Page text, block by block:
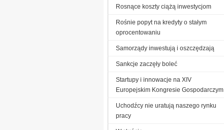
Rosnące koszty ciążą inwestycjom
Rośnie popyt na kredyty o stałym
oprocentowaniu
Samorządy inwestują i oszczędzają
Sankcje zaczęły boleć
Startupy i innowacje na XIV
Europejskim Kongresie Gospodarczym
Uchodźcy nie uratują naszego rynku
pracy